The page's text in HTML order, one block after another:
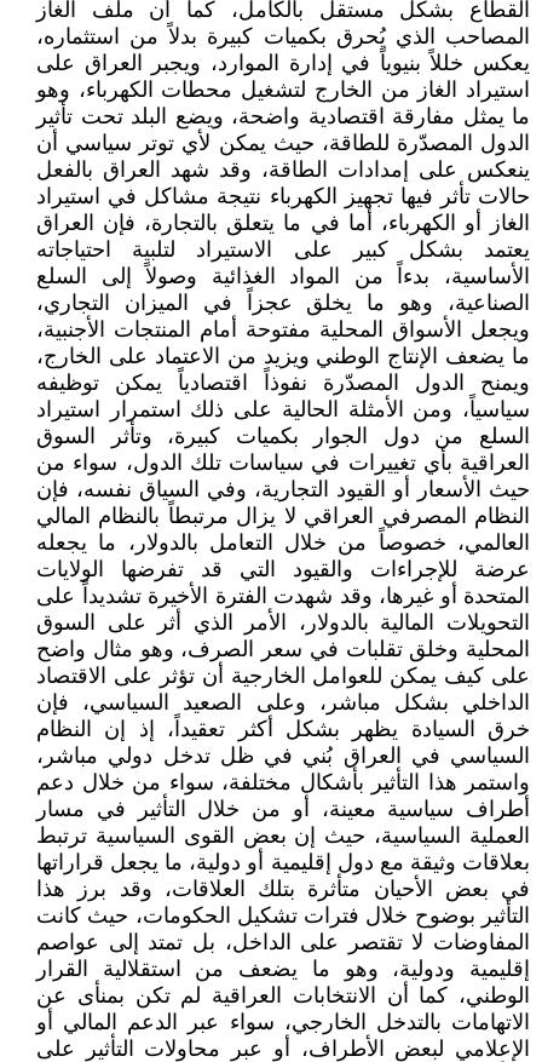
القطاع بشكل مستقل بالكامل، كما أن ملف الغاز
المصاحب الذي يُحرق بكميات كبيرة بدلاً من استثماره،
يعكس خللاً بنيوياً في إدارة الموارد، ويجبر العراق على
استيراد الغاز من الخارج لتشغيل محطات الكهرباء، وهو
ما يمثل مفارقة اقتصادية واضحة، ويضع البلد تحت تأثير
الدول المصدّرة للطاقة، حيث يمكن لأي توتر سياسي أن
ينعكس على إمدادات الطاقة، وقد شهد العراق بالفعل
حالات تأثر فيها تجهيز الكهرباء نتيجة مشاكل في استيراد
الغاز أو الكهرباء، أما في ما يتعلق بالتجارة، فإن العراق
يعتمد بشكل كبير على الاستيراد لتلبية احتياجاته
الأساسية، بدءاً من المواد الغذائية وصولاً إلى السلع
الصناعية، وهو ما يخلق عجزاً في الميزان التجاري،
ويجعل الأسواق المحلية مفتوحة أمام المنتجات الأجنبية،
ما يضعف الإنتاج الوطني ويزيد من الاعتماد على الخارج،
ويمنح الدول المصدّرة نفوذاً اقتصادياً يمكن توظيفه
سياسياً، ومن الأمثلة الحالية على ذلك استمرار استيراد
السلع من دول الجوار بكميات كبيرة، وتأثر السوق
العراقية بأي تغييرات في سياسات تلك الدول، سواء من
حيث الأسعار أو القيود التجارية، وفي السياق نفسه، فإن
النظام المصرفي العراقي لا يزال مرتبطاً بالنظام المالي
العالمي، خصوصاً من خلال التعامل بالدولار، ما يجعله
عرضة للإجراءات والقيود التي قد تفرضها الولايات
المتحدة أو غيرها، وقد شهدت الفترة الأخيرة تشديداً على
التحويلات المالية بالدولار، الأمر الذي أثر على السوق
المحلية وخلق تقلبات في سعر الصرف، وهو مثال واضح
على كيف يمكن للعوامل الخارجية أن تؤثر على الاقتصاد
الداخلي بشكل مباشر، وعلى الصعيد السياسي، فإن
خرق السيادة يظهر بشكل أكثر تعقيداً، إذ إن النظام
السياسي في العراق بُني في ظل تدخل دولي مباشر،
واستمر هذا التأثير بأشكال مختلفة، سواء من خلال دعم
أطراف سياسية معينة، أو من خلال التأثير في مسار
العملية السياسية، حيث إن بعض القوى السياسية ترتبط
بعلاقات وثيقة مع دول إقليمية أو دولية، ما يجعل قراراتها
في بعض الأحيان متأثرة بتلك العلاقات، وقد برز هذا
التأثير بوضوح خلال فترات تشكيل الحكومات، حيث كانت
المفاوضات لا تقتصر على الداخل، بل تمتد إلى عواصم
إقليمية ودولية، وهو ما يضعف من استقلالية القرار
الوطني، كما أن الانتخابات العراقية لم تكن بمنأى عن
الاتهامات بالتدخل الخارجي، سواء عبر الدعم المالي أو
الإعلامي لبعض الأطراف، أو عبر محاولات التأثير على